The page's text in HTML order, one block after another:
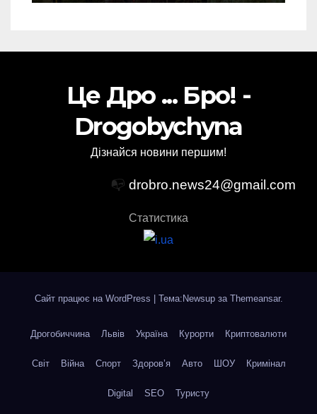
Це Дро ... Бро! -
Drogobychyna
Дізнайся новини першим!
📭 drobro.news24@gmail.com
Статистика
Сайт працює на WordPress | Тема:Newsup за Themeansar.
Дрогобиччина Львів Україна Курорти Криптовалюти
Світ Війна Спорт Здоров’я Авто ШОУ Кримінал
Digital SEO Туристу